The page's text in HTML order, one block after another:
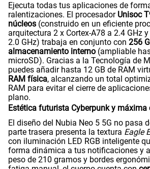
Ejecuta todas tus aplicaciones de
ralentizaciones. El procesador Unisoc
núcleos (construido en un eficiente
arquitectura 2 x Cortex-A78 a 2.4 GHz
2.0 GHz) trabaja en conjunto con 256
almacenamiento interno (ampliable
microSD). Gracias a la Tecnología de
puedes añadir hasta 12 GB de RAM
RAM física, alcanzando un total
RAM para evitar el cierre de
plano.
Estética futurista Cyberpunk y máxima
El diseño del Nubia Neo 5 5G no pasa
parte trasera presenta la textura Eagle
con iluminación LED RGB inteligente
forma dinámica a tus notificaciones y
peso de 210 gramos y bordes